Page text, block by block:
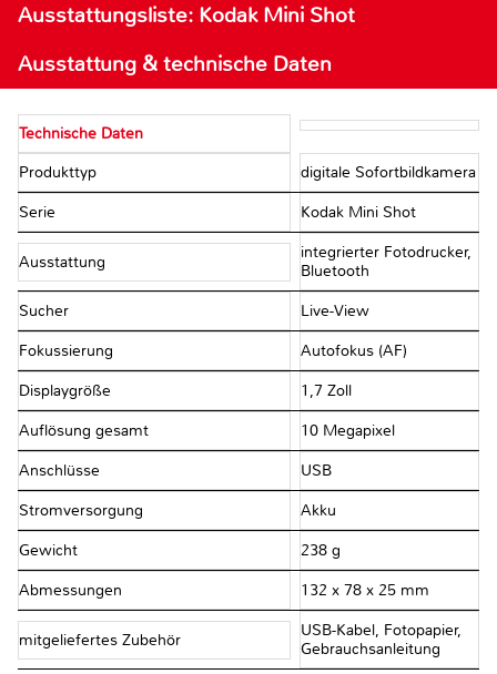
Ausstattungsliste: Kodak Mini Shot
Ausstattung & technische Daten
Technische Daten
Produkttyp digitale Sofortbildkamera
Serie Kodak Mini Shot
Ausstattung
integrierter Fotodrucker,
Bluetooth
Sucher Live-View
Fokussierung Autofokus (AF)
Displaygröße 1,7 Zoll
Auflösung gesamt 10 Megapixel
Anschlüsse USB
Stromversorgung Akku
Gewicht 238 g
Abmessungen 132 x 78 x 25 mm
mitgeliefertes Zubehör
USB-Kabel, Fotopapier,
Gebrauchsanleitung